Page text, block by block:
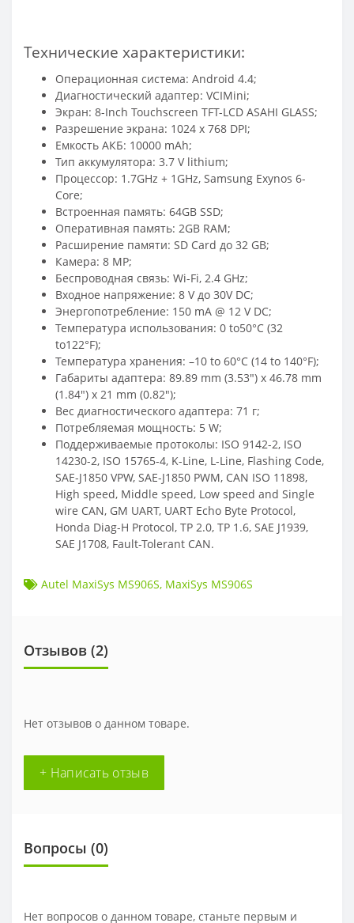
Технические характеристики:
Операционная система: Android 4.4;
Диагностический адаптер: VCIMini;
Экран: 8-Inch Touchscreen TFT-LCD ASAHI GLASS;
Разрешение экрана: 1024 x 768 DPI;
Емкость АКБ: 10000 mAh;
Тип аккумулятора: 3.7 V lithium;
Процессор: 1.7GHz + 1GHz, Samsung Exynos 6-
Core;
Встроенная память: 64GB SSD;
Оперативная память: 2GB RAM;
Расширение памяти: SD Card до 32 GB;
Камера: 8 MP;
Беспроводная связь: Wi-Fi, 2.4 GHz;
Входное напряжение: 8 V до 30V DC;
Энергопотребление: 150 mA @ 12 V DC;
Температура использования: 0 to50°C (32
to122°F);
Температура хранения: –10 to 60°C (14 to 140°F);
Габариты адаптера: 89.89 mm (3.53″) x 46.78 mm
(1.84″) x 21 mm (0.82″);
Вес диагностического адаптера: 71 г;
Потребляемая мощность: 5 W;
Поддерживаемые протоколы: ISO 9142-2, ISO
14230-2, ISO 15765-4, K-Line, L-Line, Flashing Code,
SAE-J1850 VPW, SAE-J1850 PWM, CAN ISO 11898,
High speed, Middle speed, Low speed and Single
wire CAN, GM UART, UART Echo Byte Protocol,
Honda Diag-H Protocol, TP 2.0, TP 1.6, SAE J1939,
SAE J1708, Fault-Tolerant CAN.
Autel MaxiSys MS906S, MaxiSys MS906S
Отзывов (2)
Нет отзывов о данном товаре.
+ Написать отзыв
Вопросы (0)
Нет вопросов о данном товаре, станьте первым и